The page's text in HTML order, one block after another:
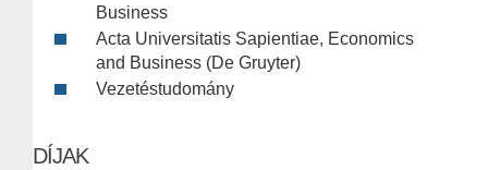
Business
Acta Universitatis Sapientiae, Economics
and Business (De Gruyter)
Vezetéstudomány
DÍJAK